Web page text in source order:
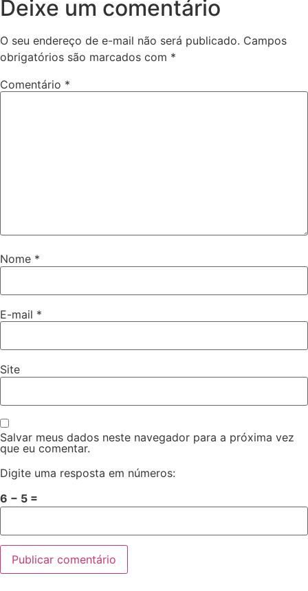
Deixe um comentário
O seu endereço de e-mail não será publicado. Campos
obrigatórios são marcados com *
Comentário *
Nome *
E-mail *
Site
Salvar meus dados neste navegador para a próxima vez
que eu comentar.
Digite uma resposta em números:
6 − 5 =